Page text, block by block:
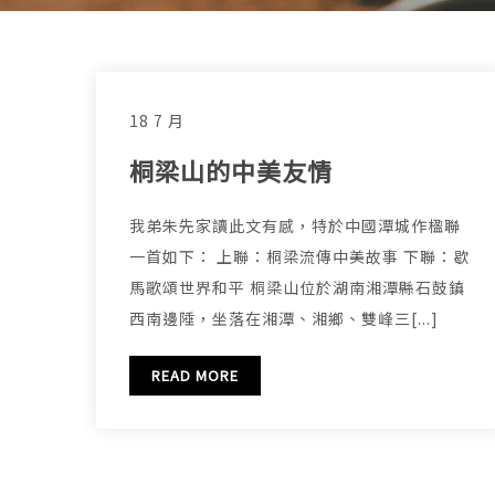
18 7 月
桐梁山的中美友情
我弟朱先家讀此文有感，特於中國潭城作楹聯
一首如下： 上聯：桐梁流傳中美故事 下聯：歇
馬歌頌世界和平 桐梁山位於湖南湘潭縣石鼓鎮
西南邊陲，坐落在湘潭、湘鄉、雙峰三[...]
READ MORE